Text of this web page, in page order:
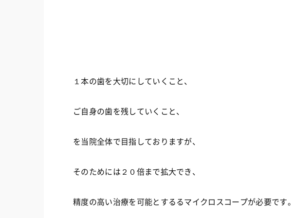
１本の歯を大切にしていくこと、
ご自身の歯を残していくこと、
を当院全体で目指しておりますが、
そのためには２０倍まで拡大でき、
精度の高い治療を可能とするるマイクロスコープが必要です